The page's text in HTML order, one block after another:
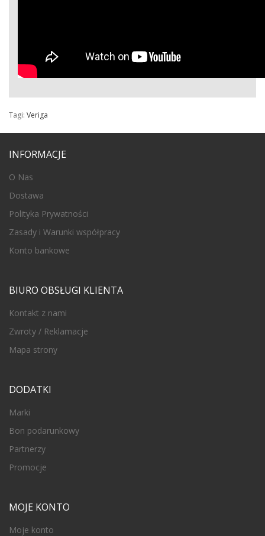
Tagi: Veriga
INFORMACJE
O Nas
Dostawa
Polityka Prywatności
Zasady i Warunki współpracy
Konto bankowe
BIURO OBSŁUGI KLIENTA
Kontakt z nami
Zwroty / Reklamacje
Mapa strony
DODATKI
Marki
Bon podarunkowy
Partnerzy
Promocje
MOJE KONTO
Moje konto